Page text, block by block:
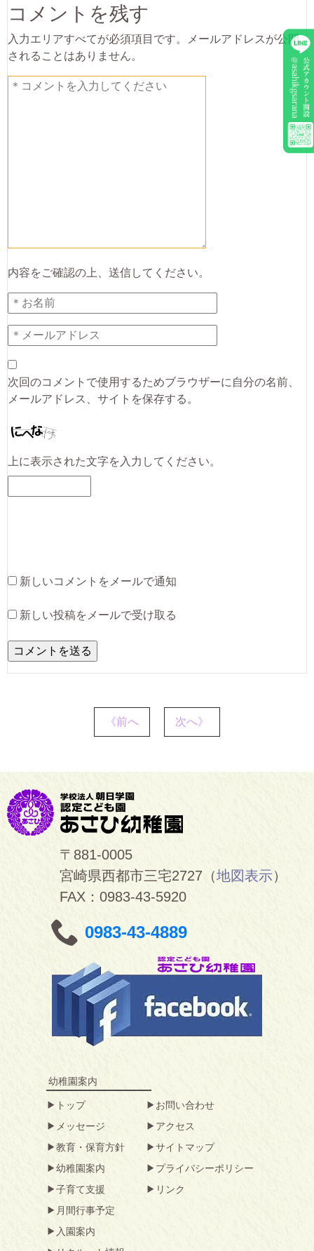
コメントを残す
入力エリアすべてが必須項目です。メールアドレスが公開
されることはありません。
内容をご確認の上、送信してください。
次回のコメントで使用するためブラウザーに自分の名前、
メールアドレス、サイトを保存する。
上に表示された文字を入力してください。
新しいコメントをメールで通知
新しい投稿をメールで受け取る
《前へ 次へ》
〒881-0005
宮崎県西都市三宅2727（地図表示）
FAX：0983-43-5920
0983-43-4889
幼稚園案内
トップ
メッセージ
教育・保育方針
幼稚園案内
子育て支援
月間行事予定
入園案内
お問い合わせ
アクセス
サイトマップ
プライバシーポリシー
リンク